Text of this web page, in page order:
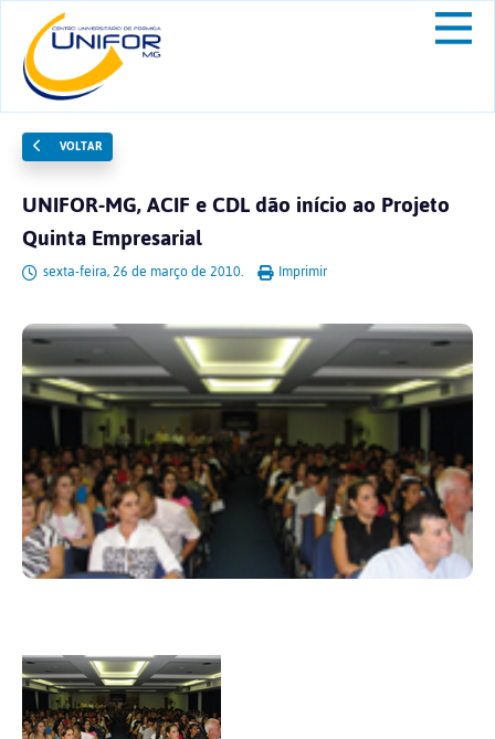
VOLTAR
UNIFOR-MG, ACIF e CDL dão início ao Projeto
Quinta Empresarial
sexta-feira, 26 de março de 2010. Imprimir